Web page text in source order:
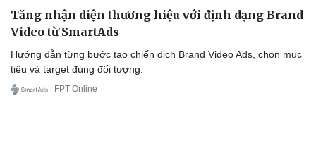
Tăng nhận diện thương hiệu với định dạng Brand
Video từ SmartAds
Hướng dẫn từng bước tạo chiến dịch Brand Video Ads, chọn mục
tiêu và target đúng đối tượng.
| FPT Online